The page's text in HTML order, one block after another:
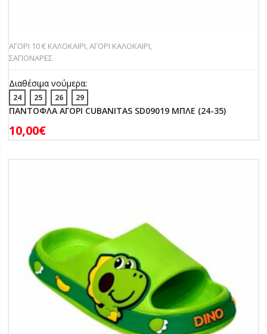
ΑΓΟΡΙ 10 € ΚΑΛΟΚΑΙΡΙ,ΑΓΟΡΙ ΚΑΛΟΚΑΙΡΙ,
ΣΑΓΙΟΝΑΡΕΣ
Διαθέσιμα νούμερα:
24 25 26 29
ΠΑΝΤΟΦΛΑ ΑΓΟΡΙ CUBANITAS SD09019 ΜΠΛΕ (24-35)
10,00€